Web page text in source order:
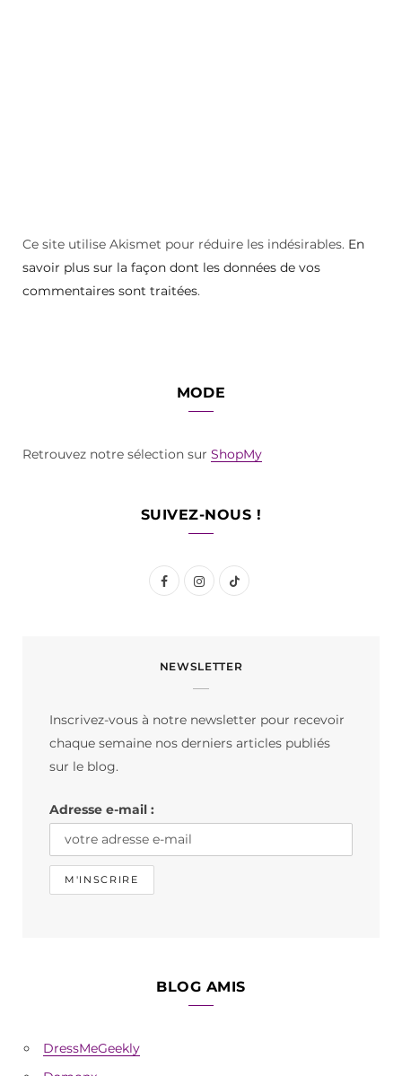
Ce site utilise Akismet pour réduire les indésirables. En
savoir plus sur la façon dont les données de vos
commentaires sont traitées.
MODE
Retrouvez notre sélection sur ShopMy
SUIVEZ-NOUS !
F
e
I
t
m
T
T
NEWSLETTER
Inscrivez-vous à notre newsletter pour recevoir
chaque semaine nos derniers articles publiés
sur le blog.
Adresse e-mail :
BLOG AMIS
DressMeGeekly